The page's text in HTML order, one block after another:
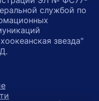
службой по
звезда"